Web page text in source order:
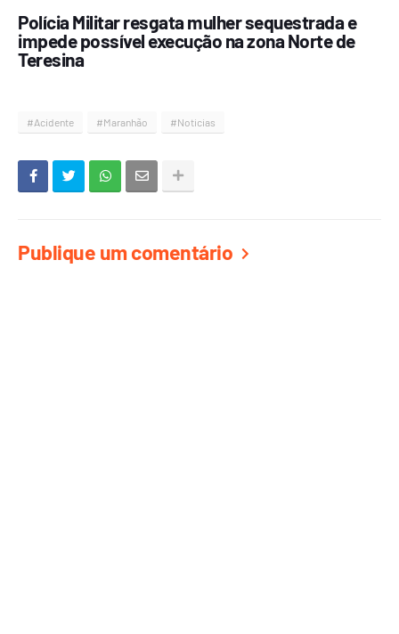
Polícia Militar resgata mulher sequestrada e
impede possível execução na zona Norte de
Teresina
#Acidente #Maranhão #Noticias
Publique um comentário